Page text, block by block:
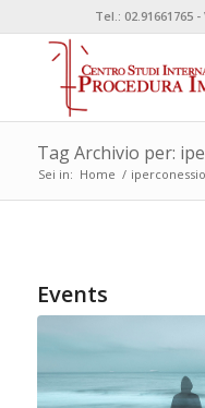
Tel.: 02.91661765
Tag Archivio per:
Sei in: Home /
Events